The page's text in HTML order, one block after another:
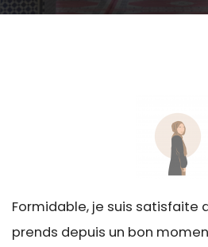
Formidable, je suis satisfaite
prends depuis un bon